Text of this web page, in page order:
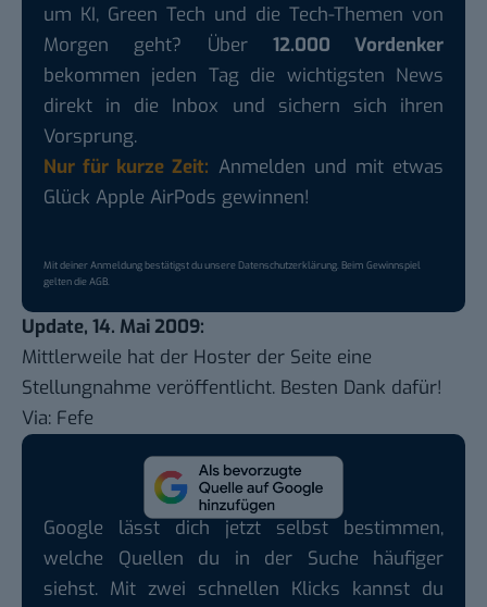
um KI, Green Tech und die Tech-Themen von
Morgen geht? Über 12.000 Vordenker
bekommen jeden Tag die wichtigsten News
direkt in die Inbox und sichern sich ihren
Vorsprung.
Nur für kurze Zeit: Anmelden und mit etwas
Glück Apple AirPods gewinnen!
Mit deiner Anmeldung bestätigst du unsereDatenschutzerklärung. Beim Gewinnspiel
gelten dieAGB.
Update, 14. Mai 2009:
Mittlerweile hat der Hoster der Seite eine
Stellungnahme veröffentlicht. Besten Dank dafür!
Via: Fefe
Google lässt dich jetzt selbst bestimmen,
welche Quellen du in der Suche häufiger
siehst. Mit zwei schnellen Klicks kannst du